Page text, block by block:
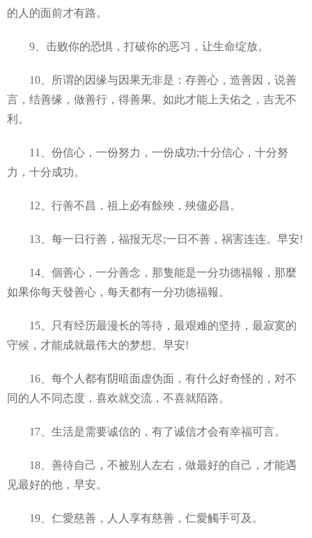
的人的面前才有路。
9、击败你的恐惧，打破你的恶习，让生命绽放。
10、所谓的因缘与因果无非是：存善心，造善因，说善
言，结善缘，做善行，得善果。如此才能上天佑之，吉无不
利。
11、份信心，一份努力，一份成功;十分信心，十分努
力，十分成功。
12、行善不昌，祖上必有餘殃，殃儘必昌。
13、每一日行善，福报无尽;一日不善，祸害连连。早安!
14、個善心，一分善念，那隻能是一分功德福報，那麼
如果你每天發善心，每天都有一分功德福報。
15、只有经历最漫长的等待，最艰难的坚持，最寂寞的
守候，才能成就最伟大的梦想。早安!
16、每个人都有阴暗面虚伪面，有什么好奇怪的，对不
同的人不同态度，喜欢就交流，不喜就陌路。
17、生活是需要诚信的，有了诚信才会有幸福可言。
18、善待自己，不被别人左右，做最好的自己，才能遇
见最好的他，早安。
19、仁愛慈善，人人享有慈善，仁愛觸手可及。